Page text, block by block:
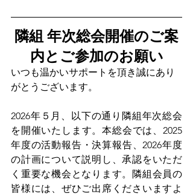
隣組 年次総会開催のご案
内とご参加のお願い
いつも温かいサポートを頂き誠にあり
がとうございます。
2026年５月、以下の通り隣組年次総会
を開催いたします。本総会では、2025
年度の活動報告・決算報告、2026年度
の計画について説明し、承認をいただ
く重要な機会となります。隣組会員の
皆様には、ぜひご出席くださいますよ